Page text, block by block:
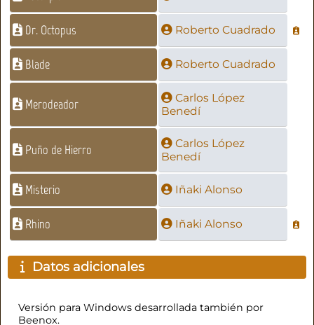
Dr. Octopus Roberto Cuadrado
Blade Roberto Cuadrado
Merodeador
Carlos López
Benedí
Puño de Hierro
Carlos López
Benedí
Misterio Iñaki Alonso
Rhino Iñaki Alonso
Datos adicionales
Versión para Windows desarrollada también por
Beenox.